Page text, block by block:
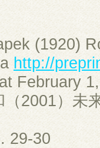
(1920)
http://
February
（2001）未
29-30